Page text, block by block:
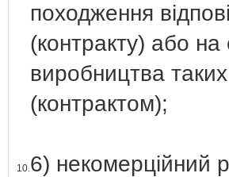
походження
(контракту) або на
виробництва
(контрактом);
10.6) некомерційний